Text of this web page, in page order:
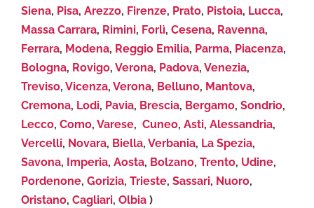
Siena, Pisa, Arezzo, Firenze, Prato, Pistoia, Lucca,
Massa Carrara, Rimini, Forlì, Cesena, Ravenna,
Ferrara, Modena, Reggio Emilia, Parma, Piacenza,
Bologna, Rovigo, Verona, Padova, Venezia,
Treviso, Vicenza, Verona, Belluno, Mantova,
Cremona, Lodi, Pavia, Brescia, Bergamo, Sondrio,
Lecco, Como, Varese, Cuneo, Asti, Alessandria,
Vercelli, Novara, Biella, Verbania, La Spezia,
Savona, Imperia, Aosta, Bolzano, Trento, Udine,
Pordenone, Gorizia, Trieste, Sassari, Nuoro,
Oristano, Cagliari, Olbia )